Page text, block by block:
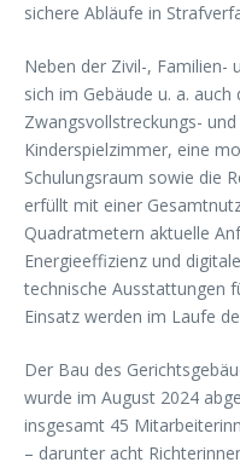
sichere Abläufe in
Neben der Zivil-, Familien-
sich im Gebäude u. a. auch
Zwangsvollstreckungs-
Kinderspielzimmer, eine
Schulungsraum sowie die
erfüllt mit einer
Quadratmetern aktuelle
Energieeffizienz und
technische Ausstattungen
Einsatz werden im Laufe
Der Bau des
wurde im August 2024
insgesamt 45
– darunter acht